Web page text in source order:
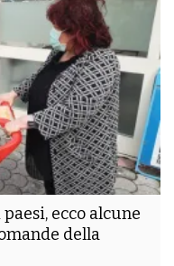
ecco alcune
della